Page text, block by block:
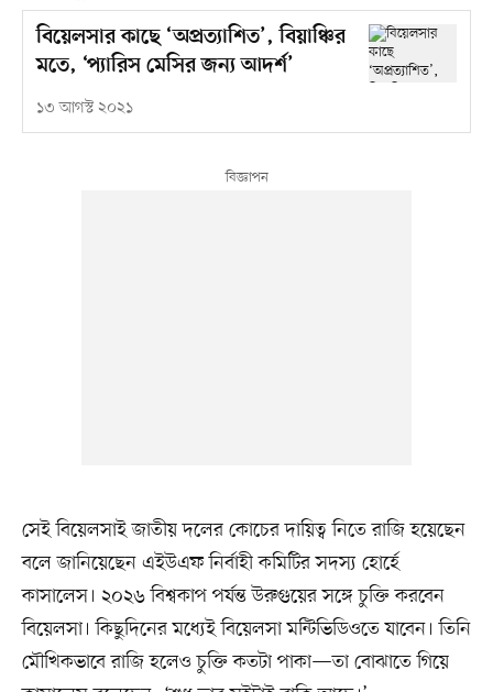
বিয়েলসার কাছে ‘অপ্রত্যাশিত’, বিয়াঞ্চির
মতে, ‘প্যারিস মেসির জন্য আদর্শ’
১৩ আগস্ট ২০২১
সেই বিয়েলসাই জাতীয় দলের কোচের দায়িত্ব নিতে রাজি হয়েছেন
বলে জানিয়েছেন এইউএফ নির্বাহী কমিটির সদস্য হোর্হে
কাসালেস। ২০২৬ বিশ্বকাপ পর্যন্ত উরুগুয়ের সঙ্গে চুক্তি করবেন
বিয়েলসা। কিছুদিনের মধ্যেই বিয়েলসা মন্টিভিডিওতে যাবেন। তিনি
মৌখিকভাবে রাজি হলেও চুক্তি কতটা পাকা—তা বোঝাতে গিয়ে